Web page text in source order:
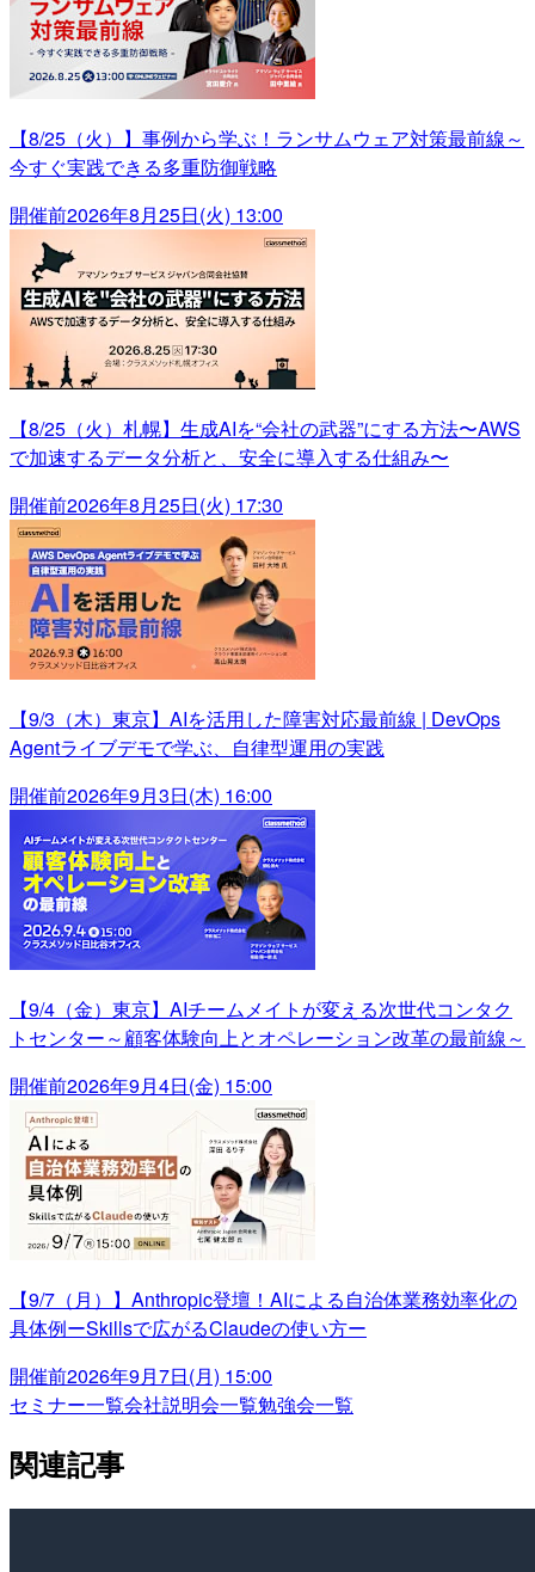
【8/25（火）】事例から学ぶ！ランサムウェア対策最前線～
今すぐ実践できる多重防御戦略
開催前2026年8月25日(火) 13:00
【8/25（火）札幌】生成AIを“会社の武器”にする方法〜AWS
で加速するデータ分析と、安全に導入する仕組み〜
開催前2026年8月25日(火) 17:30
【9/3（木）東京】AIを活用した障害対応最前線 | DevOps
Agentライブデモで学ぶ、自律型運用の実践
開催前2026年9月3日(木) 16:00
【9/4（金）東京】AIチームメイトが変える次世代コンタク
トセンター～顧客体験向上とオペレーション改革の最前線～
開催前2026年9月4日(金) 15:00
【9/7（月）】Anthropic登壇！AIによる自治体業務効率化の
具体例ーSkillsで広がるClaudeの使い方ー
開催前2026年9月7日(月) 15:00
セミナー一覧会社説明会一覧勉強会一覧
関連記事